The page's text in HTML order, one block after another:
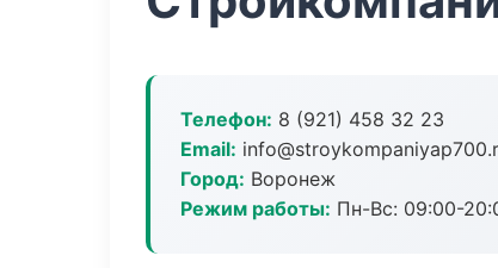
Телефон: 8 (921) 458 32 23
Email:
Город: Воронеж
Режим работы: Пн-Вс: 09:00-